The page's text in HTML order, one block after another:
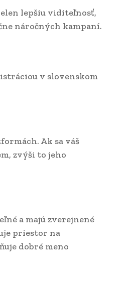
lepšiu viditeľnosť,
náročných kampaní.
v slovenskom
Ak sa váš
zvýši to jeho
a majú zverejnené
priestor na
dobré meno